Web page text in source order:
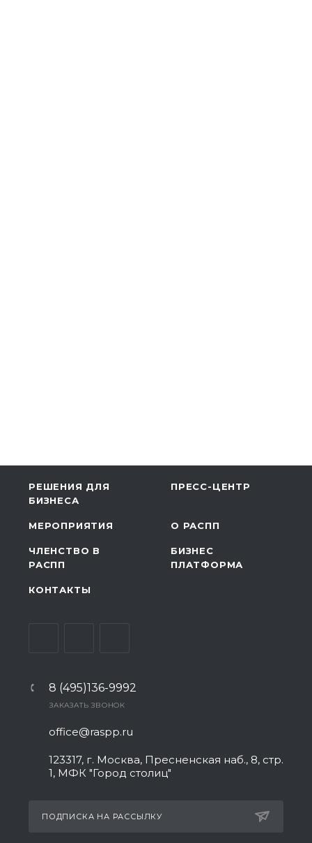
РЕШЕНИЯ ДЛЯ
БИЗНЕСА
ПРЕСС-ЦЕНТР
МЕРОПРИЯТИЯ О РАСПП
ЧЛЕНСТВО В
РАСПП
БИЗНЕС
ПЛАТФОРМА
КОНТАКТЫ
8 (495)136-9992
ЗАКАЗАТЬ ЗВОНОК
office@raspp.ru
123317, г. Москва, Пресненская наб., 8, стр.
1, МФК "Город столиц"
ПОДПИСКА НА РАССЫЛКУ